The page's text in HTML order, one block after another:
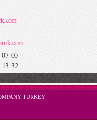
07 00
13 32
TURKEY